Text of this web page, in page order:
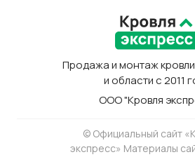
Продажа и монтаж
и области с 2011
© Официальный сайт
экспресс» Материалы
ООО "Кровля